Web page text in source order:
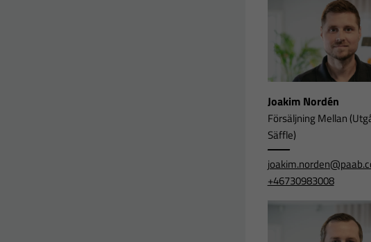
Joakim Nordén
Försäljning Mellan
Säffle)
+46730983008